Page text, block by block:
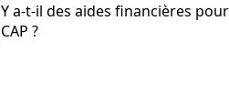
Y a-t-il des aides financières
CAP ?